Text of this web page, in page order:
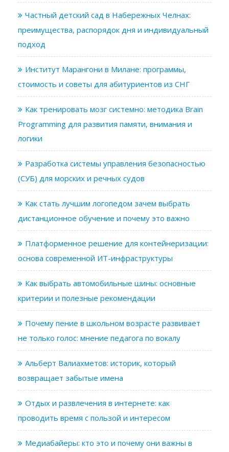
Частный детский сад в Набережных Челнах:
преимущества, распорядок дня и индивидуальный
подход
Институт Марангони в Милане: программы,
стоимость и советы для абитуриентов из СНГ
Как тренировать мозг системно: методика Brain
Programming для развития памяти, внимания и
логики
Разработка системы управления безопасностью
(СУБ) для морских и речных судов
Как стать лучшим логопедом зачем выбрать
дистанционное обучение и почему это важно
Платформенное решение для контейнеризации:
основа современной ИТ-инфраструктуры
Как выбрать автомобильные шины: основные
критерии и полезные рекомендации
Почему пение в школьном возрасте развивает
не только голос: мнение педагога по вокалу
Альберт Валиахметов: историк, который
возвращает забытые имена
Отдых и развлечения в интернете: как
проводить время с пользой и интересом
Медиабайеры: кто это и почему они важны в